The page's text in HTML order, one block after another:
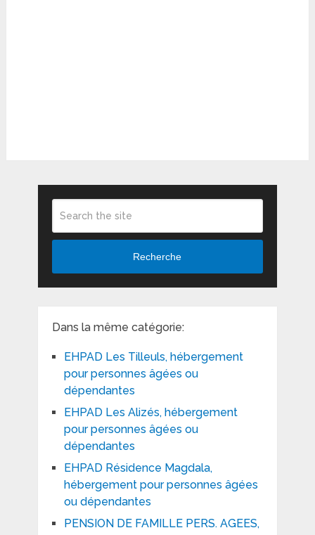
Recherche
Dans la même catégorie:
EHPAD Les Tilleuls, hébergement
pour personnes âgées ou
dépendantes
EHPAD Les Alizés, hébergement
pour personnes âgées ou
dépendantes
EHPAD Résidence Magdala,
hébergement pour personnes âgées
ou dépendantes
PENSION DE FAMILLE PERS. AGEES,